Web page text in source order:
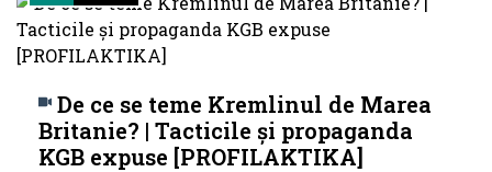
De ce se teme Kremlinul de Marea
Britanie? | Tacticile și propaganda
KGB expuse [PROFILAKTIKA]